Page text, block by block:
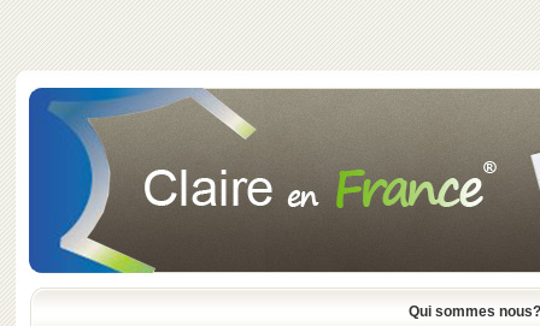
Qui sommes nous?